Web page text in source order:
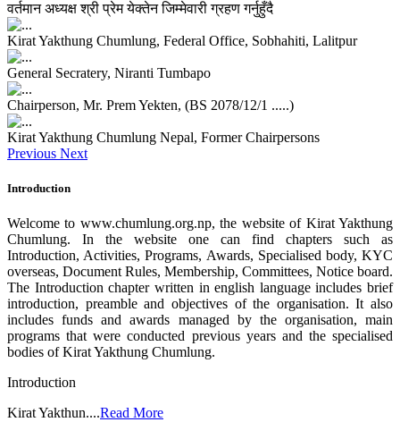
वर्तमान अध्यक्ष श्री प्रेम येक्तेन जिम्मेवारी ग्रहण गर्नुहुँदै
Kirat Yakthung Chumlung, Federal Office, Sobhahiti, Lalitpur
General Secratery, Niranti Tumbapo
Chairperson, Mr. Prem Yekten, (BS 2078/12/1 .....)
Kirat Yakthung Chumlung Nepal, Former Chairpersons
Previous Next
Introduction
Welcome to www.chumlung.org.np, the website of Kirat Yakthung
Chumlung. In the website one can find chapters such as
Introduction, Activities, Programs, Awards, Specialised body, KYC
overseas, Document Rules, Membership, Committees, Notice board.
The Introduction chapter written in english language includes brief
introduction, preamble and objectives of the organisation. It also
includes funds and awards managed by the organisation, main
programs that were conducted previous years and the specialised
bodies of Kirat Yakthung Chumlung.
Introduction
Kirat Yakthun....Read More